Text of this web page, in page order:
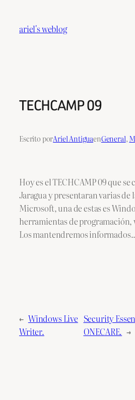
contenido
ariel's weblog
TECHCAMP 09
Escrito porAriel AntiguaenGeneral,
Hoy es el TECHCAMP 09 que
Jaragua y presentaran varias de
Microsoft, una de estas es
herramientas de programación,
Los mantendremos informados..
← Windows Live
Writer.
Security
ONECARE. →